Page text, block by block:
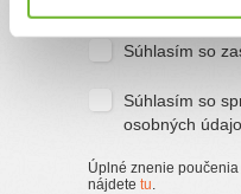
Súhlasím so
Súhlasím so
osobných
Úplné znenie
nájdete tu.